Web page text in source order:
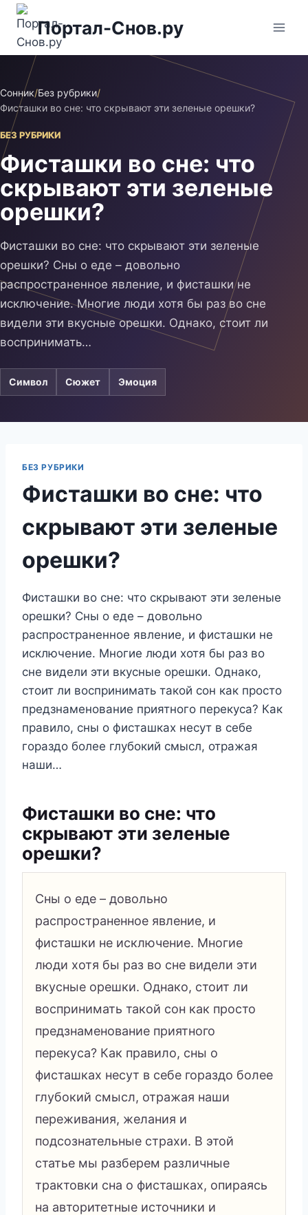
Перейти
содержимому
Портал-Снов.ру
Сонник/Без рубрики/
Фисташки во сне: что скрывают эти зеленые орешки?
БЕЗ РУБРИКИ
Фисташки во сне: что
скрывают эти зеленые
орешки?
Фисташки во сне: что скрывают эти зеленые
орешки? Сны о еде – довольно
распространенное явление, и фисташки не
исключение. Многие люди хотя бы раз во сне
видели эти вкусные орешки. Однако, стоит ли
воспринимать…
Символ Сюжет Эмоция
БЕЗ РУБРИКИ
Фисташки во сне: что
скрывают эти зеленые
орешки?
Фисташки во сне: что скрывают эти зеленые
орешки? Сны о еде – довольно
распространенное явление, и фисташки не
исключение. Многие люди хотя бы раз во
сне видели эти вкусные орешки. Однако,
стоит ли воспринимать такой сон как просто
предзнаменование приятного перекуса? Как
правило, сны о фисташках несут в себе
гораздо более глубокий смысл, отражая
наши…
Фисташки во сне: что
скрывают эти зеленые
орешки?
Сны о еде – довольно
распространенное явление, и
фисташки не исключение. Многие
люди хотя бы раз во сне видели эти
вкусные орешки. Однако, стоит ли
воспринимать такой сон как просто
предзнаменование приятного
перекуса? Как правило, сны о
фисташках несут в себе гораздо более
глубокий смысл, отражая наши
переживания, желания и
подсознательные страхи. В этой
статье мы разберем различные
трактовки сна о фисташках, опираясь
на авторитетные источники и